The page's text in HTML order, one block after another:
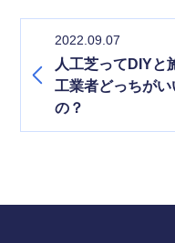
2022.09.07
人工芝ってDIYと
工業者どっちがい
の？